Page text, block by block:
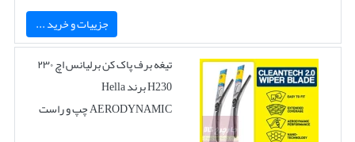
جزییات و خرید ...
تیغه برف پاک کن برلیانس اچ ۲۳۰
H230 برند Hella
AERODYNAMIC چپ و راست